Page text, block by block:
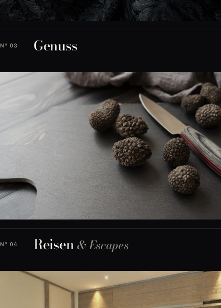
Nº 03 Genuss
Nº 04 Reisen& Escapes